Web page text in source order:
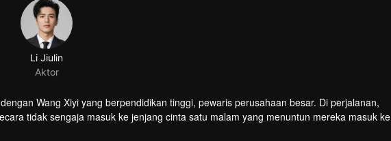
Li Jiulin
Aktor
Wang Xiyi yang berpendidikan tinggi, pewaris perusahaan besar. Di perjalanan,
tidak sengaja masuk ke jenjang cinta satu malam yang menuntun mereka masuk ke
yang tidak dapat bercerai karena kehamilan dan tekanan keluarga. Tak lama setelah